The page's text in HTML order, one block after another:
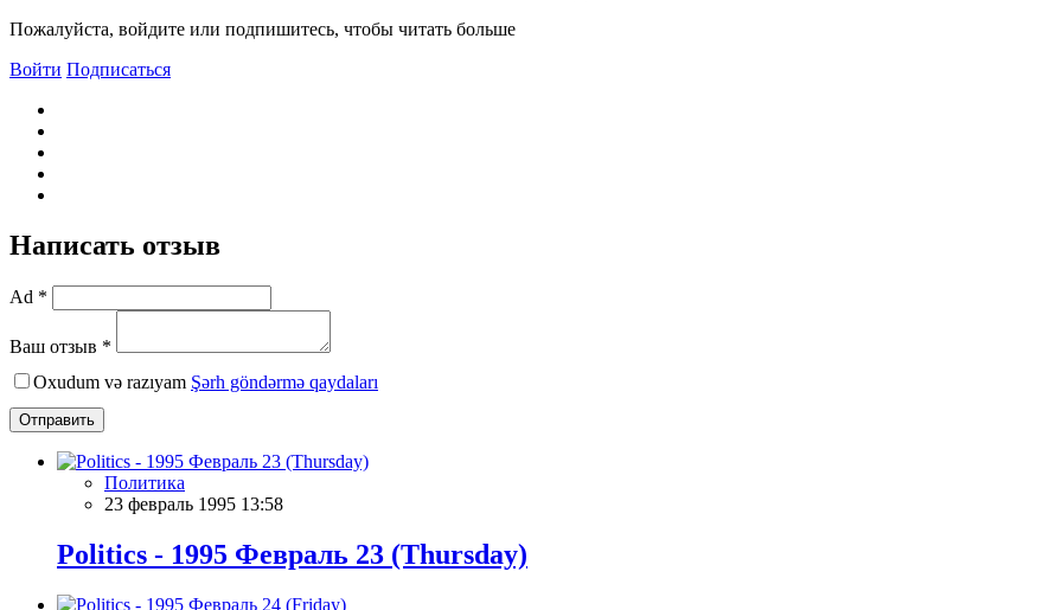
Пожалуйста, войдите или подпишитесь, чтобы читать больше
Войти Подписаться
Написать отзыв
Ad *
Ваш отзыв *
Oxudum və razıyam Şərh göndərmə qaydaları
Отправить
Политика
23 февраль 1995 13:58
Politics - 1995 Февраль 23 (Thursday)